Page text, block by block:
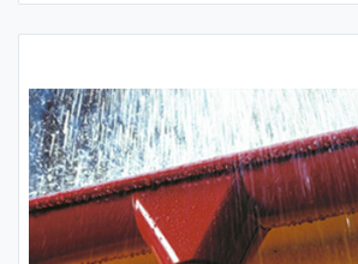
Välj bland ett 10-tal kulörer som är